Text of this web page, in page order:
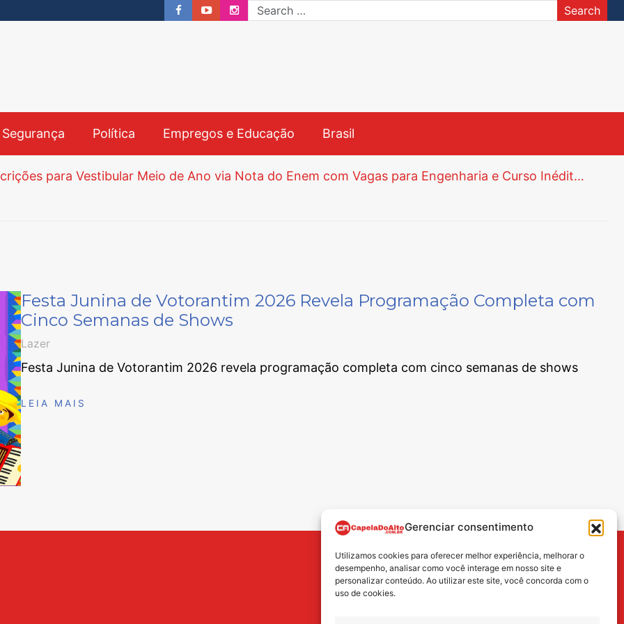
Gerenciar consentimento
Utilizamos cookies para oferecer melhor experiência, melhorar o
desempenho, analisar como você interage em nosso site e
personalizar conteúdo. Ao utilizar este site, você concorda com o
uso de cookies.
Search
Política Empregos e Educação Brasil
Unesp abre Inscrições para Vestibular Meio de Ano via Nota do Enem com Vagas para Engenharia e Curso Inédito de Língua Chinesa
Festa Junina de Votorantim 2026 Revela Programação Completa com
Cinco Semanas de Shows
Lazer
Festa Junina de Votorantim 2026 revela programação completa com cinco semanas de shows
LEIA MAIS
BUSCA